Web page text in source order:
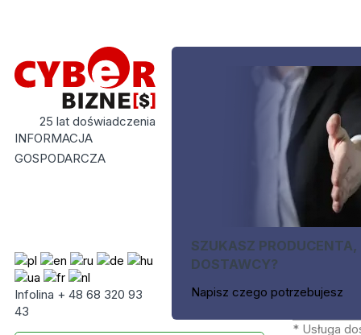
25 lat doświadczenia
INFORMACJA
GOSPODARCZA
Infolina + 48 68 320 93
43
SZUKASZ PRODUCENTA,
DOSTAWCY?
Napisz czego potrzebujesz
* Usługa